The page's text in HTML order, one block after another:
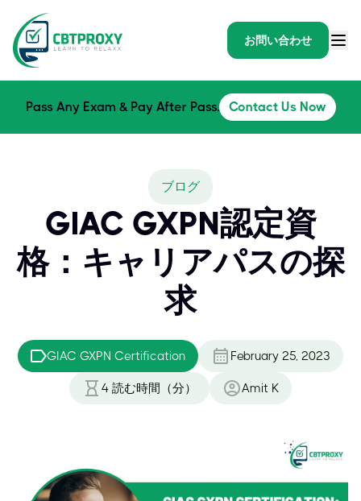
お問い合わせ
Pass Any Exam & Pay After Pass. Contact Us Now
ブログ
GIAC GXPN認定資
格：キャリアパスの探
求
GIAC GXPN Certification February 25, 2023
4 読む時間（分） Amit K